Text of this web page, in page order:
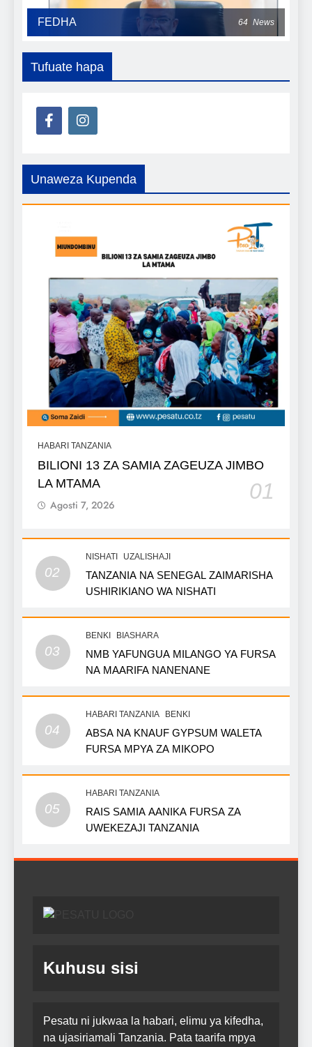
FEDHA 64 News
Tufuate hapa
Unaweza Kupenda
HABARI TANZANIA
BILIONI 13 ZA SAMIA ZAGEUZA JIMBO
LA MTAMA
01
Agosti 7, 2026
02
NISHATI UZALISHAJI
TANZANIA NA SENEGAL ZAIMARISHA
USHIRIKIANO WA NISHATI
03
BENKI BIASHARA
NMB YAFUNGUA MILANGO YA FURSA
NA MAARIFA NANENANE
04
HABARI TANZANIA BENKI
ABSA NA KNAUF GYPSUM WALETA
FURSA MPYA ZA MIKOPO
05
HABARI TANZANIA
RAIS SAMIA AANIKA FURSA ZA
UWEKEZAJI TANZANIA
Kuhusu sisi
Pesatu ni jukwaa la habari, elimu ya kifedha,
na ujasiriamali Tanzania. Pata taarifa mpya